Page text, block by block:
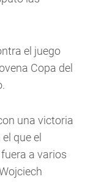
el juego
Copa del
una victoria
que el
a varios